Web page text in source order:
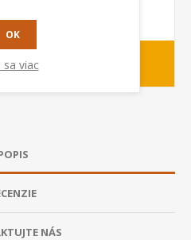
1-2 dny
NÁS
OK
sa viac